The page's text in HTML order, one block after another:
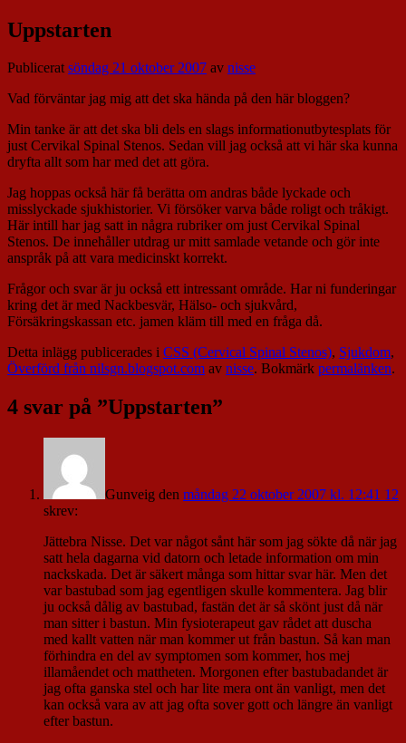
Uppstarten
Publiceratsöndag 21 oktober 2007 av nisse
Vad förväntar jag mig att det ska hända på den här bloggen?
Min tanke är att det ska bli dels en slags informationutbytesplats för
just Cervikal Spinal Stenos. Sedan vill jag också att vi här ska kunna
dryfta allt som har med det att göra.
Jag hoppas också här få berätta om andras både lyckade och
misslyckade sjukhistorier. Vi försöker varva både roligt och tråkigt.
Här intill har jag satt in några rubriker om just Cervikal Spinal
Stenos. De innehåller utdrag ur mitt samlade vetande och gör inte
anspråk på att vara medicinskt korrekt.
Frågor och svar är ju också ett intressant område. Har ni funderingar
kring det är med Nackbesvär, Hälso- och sjukvård,
Försäkringskassan etc. jamen kläm till med en fråga då.
Detta inlägg publicerades i CSS (Cervical Spinal Stenos), Sjukdom,
Överförd från nilsgn.blogspot.com av nisse. Bokmärk permalänken.
4 svar på ”Uppstarten”
Gunveig den måndag 22 oktober 2007 kl. 12:41 12
skrev:
Jättebra Nisse. Det var något sånt här som jag sökte då när jag
satt hela dagarna vid datorn och letade information om min
nackskada. Det är säkert många som hittar svar här. Men det
var bastubad som jag egentligen skulle kommentera. Jag blir
ju också dålig av bastubad, fastän det är så skönt just då när
man sitter i bastun. Min fysioterapeut gav rådet att duscha
med kallt vatten när man kommer ut från bastun. Så kan man
förhindra en del av symptomen som kommer, hos mej
illamåendet och mattheten. Morgonen efter bastubadandet är
jag ofta ganska stel och har lite mera ont än vanligt, men det
kan också vara av att jag ofta sover gott och längre än vanligt
efter bastun.